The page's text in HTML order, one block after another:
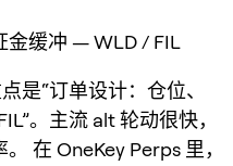
金缓冲 — WLD / FIL
是“订单设计：仓位、
。主流 alt 轮动很快，
在 OneKey Perps 里，